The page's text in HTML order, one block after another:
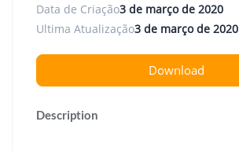
Data de Criação3 de março de 2020
Ultima Atualização3 de março de 2020
Download
Description